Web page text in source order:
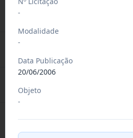
GOVDIG nº 294/2026
LDO nº 1104/2026
-
Modalidade
-
Data Publicação
20/06/2006
Objeto
-